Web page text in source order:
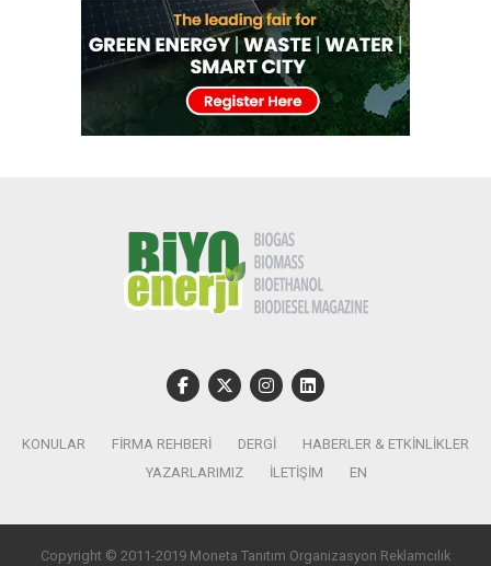
KONULAR FIRMA REHBERI DERGI
HABERLER & ETKINLIKLER
YAZARLARIMIZ
İLETIŞIM EN
Copyright © 2011-2019 Moneta Tanıtım Organizasyon Reklamcılık